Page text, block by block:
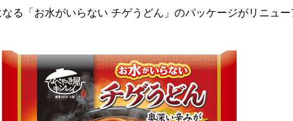
る「お水がいらない チゲうどん」のパッケージがリニュ